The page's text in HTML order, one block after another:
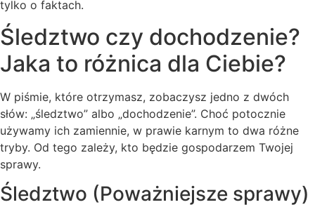
tylko o faktach.
Śledztwo czy dochodzenie?
Jaka to różnica dla Ciebie?
W piśmie, które otrzymasz, zobaczysz jedno z dwóch
słów: „śledztwo” albo „dochodzenie”. Choć potocznie
używamy ich zamiennie, w prawie karnym to dwa różne
tryby. Od tego zależy, kto będzie gospodarzem Twojej
sprawy.
Śledztwo (Poważniejsze sprawy)